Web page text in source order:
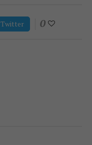
Twitter 0